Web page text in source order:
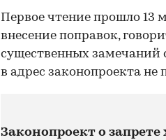
Первое чтение прошло 13
внесение поправок,
существенных замечаний
в адрес законопроекта не
Законопроект о запрете